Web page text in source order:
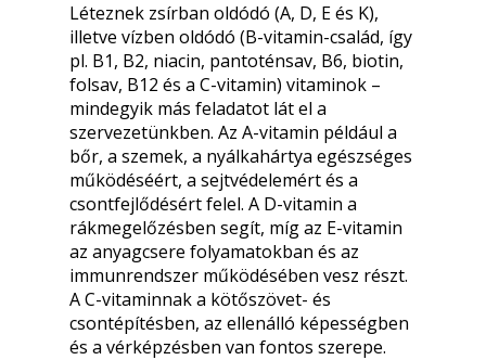
Léteznek zsírban oldódó (A, D, E és K),
illetve vízben oldódó (B-vitamin-család, így
pl. B1, B2, niacin, pantoténsav, B6, biotin,
folsav, B12 és a C-vitamin) vitaminok –
mindegyik más feladatot lát el a
szervezetünkben. Az A-vitamin például a
bőr, a szemek, a nyálkahártya egészséges
működéséért, a sejtvédelemért és a
csontfejlődésért felel. A D-vitamin a
rákmegelőzésben segít, míg az E-vitamin
az anyagcsere folyamatokban és az
immunrendszer működésében vesz részt.
A C-vitaminnak a kötőszövet- és
csontépítésben, az ellenálló képességben
és a vérképzésben van fontos szerepe.